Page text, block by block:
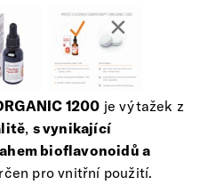
1200 je výtažek z
, s vynikající
bioflavonoidů a
pro vnitřní použití.